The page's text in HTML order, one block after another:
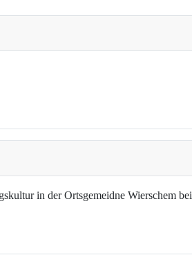
in der Ortsgemeidne Wierschem bei